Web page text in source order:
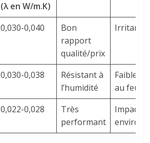
(λ en W/m.K)
0,030-0,040
Bon
rapport
qualité/prix
Irritant
0,030-0,038
Résistant à
l’humidité
Faible
au feu
0,022-0,028
Très
performant
Impact